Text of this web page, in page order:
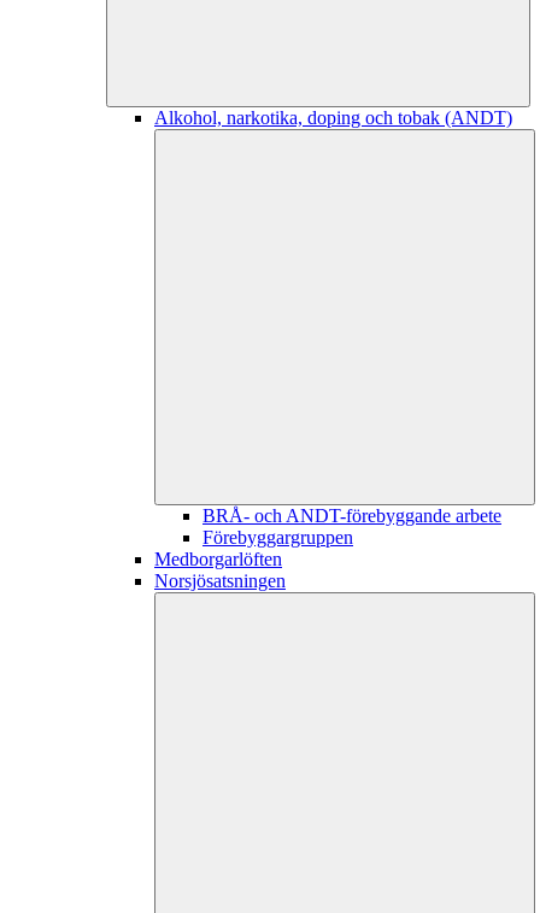
Alkohol, narkotika, doping och tobak (ANDT)
BRÅ- och ANDT-förebyggande arbete
Förebyggargruppen
Medborgarlöften
Norsjösatsningen